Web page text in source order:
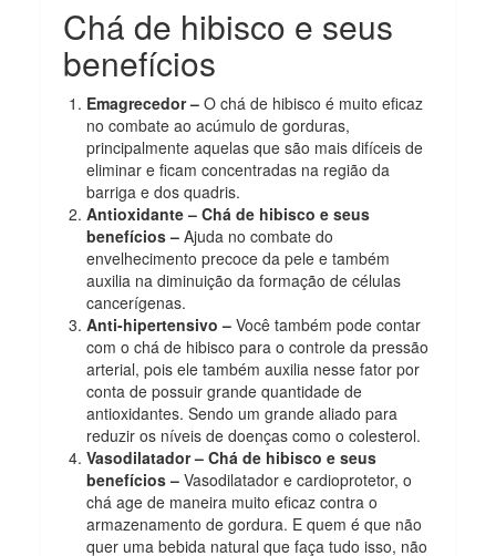
Chá de hibisco e seus
benefícios
Emagrecedor –O chá de hibisco é muito eficaz
no combate ao acúmulo de gorduras,
principalmente aquelas que são mais difíceis de
eliminar e ficam concentradas na região da
barriga e dos quadris.
Antioxidante – Chá de hibisco e seus
benefícios –Ajuda no combate do
envelhecimento precoce da pele e também
auxilia na diminuição da formação de células
cancerígenas.
Anti-hipertensivo – Você também pode contar
com o chá de hibisco para o controle da pressão
arterial, pois ele também auxilia nesse fator por
conta de possuir grande quantidade de
antioxidantes. Sendo um grande aliado para
reduzir os níveis de doenças como o colesterol.
Vasodilatador – Chá de hibisco e seus
benefícios – Vasodilatador e cardioprotetor, o
chá age de maneira muito eficaz contra o
armazenamento de gordura. E quem é que não
quer uma bebida natural que faça tudo isso, não